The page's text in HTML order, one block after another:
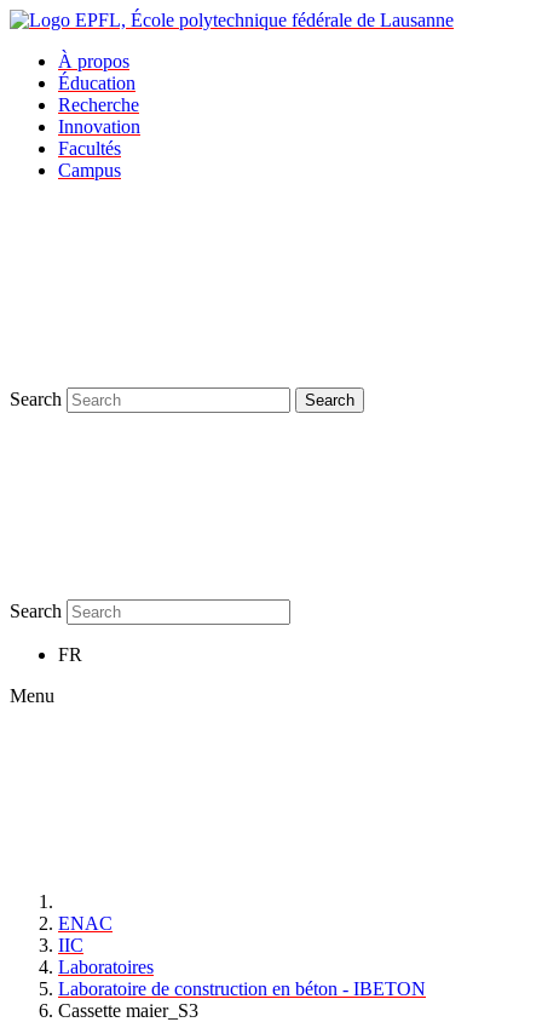
À propos
Éducation
Recherche
Innovation
Facultés
Campus
Search Search
Search
FR
Menu
ENAC
IIC
Laboratoires
Laboratoire de construction en béton - IBETON
Cassette maier_S3